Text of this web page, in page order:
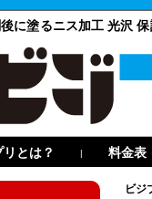
に塗るニス加工 光沢
リとは？ | 料金表
ビジ